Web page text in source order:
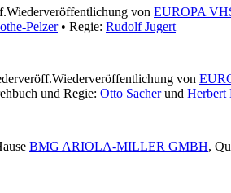
Wiederveröffentlichung von EUROPA
Pelzer• Regie: Rudolf Jugert
Wiederveröffentlichung von
und Regie: Otto Sacherund Herbert
BMG ARIOLA-MILLER GMBH,